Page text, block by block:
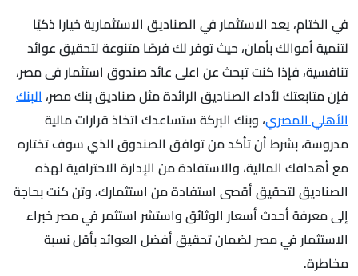
في الختام، يعد الاستثمار في الصناديق الاستثمارية خيارا ذكيًا
لتنمية أموالك بأمان، حيث توفر لك فرصًا متنوعة لتحقيق عوائد
تنافسية، فإذا كنت تبحث عن اعلى عائد صندوق استثمار فى مصر،
فإن متابعتك لأداء الصناديق الرائدة مثل صناديق بنك مصر،البنك
الأهلي المصري، وبنك البركة ستساعدك اتخاذ قرارات مالية
مدروسة، بشرط أن تأكد من توافق الصندوق الذي سوف تختاره
مع أهدافك المالية، والاستفادة من الإدارة الاحترافية لهذه
الصناديق لتحقيق أقصى استفادة من استثمارك، وتن كنت بحاجة
إلى معرفة أحدث أسعار الوثائق واستشر استثمر في مصر خبراء
الاستثمار في مصر لضمان تحقيق أفضل العوائد بأقل نسبة
مخاطرة.